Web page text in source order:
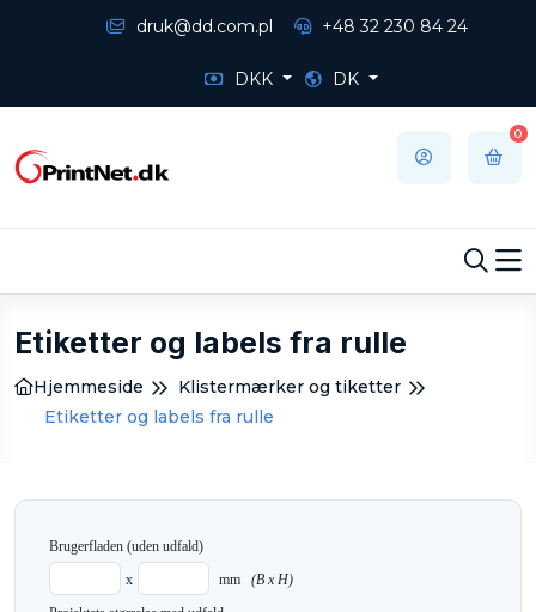
druk@dd.com.pl +48 32 230 84 24
DKK DK
0
Etiketter og labels fra rulle
Hjemmeside
Klistermærker og tiketter
Etiketter og labels fra rulle
Brugerfladen (uden udfald)
x
mm (B x H)